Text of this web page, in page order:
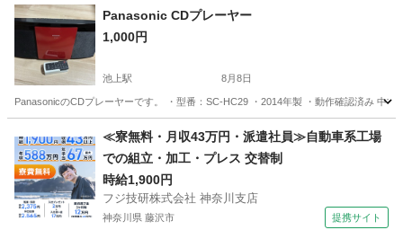
Panasonic CDプレーヤー
1,000円
池上駅 8月8日
PanasonicのCDプレーヤーです。 ・型番：SC-HC29 ・2014年製 ・動作確認済み 中
池上駅 ポータブルプレーヤー
≪寮無料・月収43万円・派遣社員≫自動車系工場
での組立・加工・プレス 交替制
時給1,900円
フジ技研株式会社 神奈川支店
神奈川県 藤沢市 提携サイト